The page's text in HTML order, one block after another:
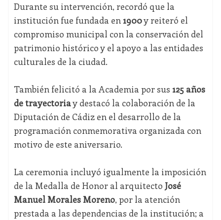
Durante su intervención, recordó que la
institución fue fundada en1900y reiteró el
compromiso municipal con la conservación del
patrimonio histórico y el apoyo a las entidades
culturales de la ciudad.
También felicitó a la Academia por sus 125 años
de trayectoriay destacó la colaboración de la
Diputación de Cádiz en el desarrollo de la
programación conmemorativa organizada con
motivo de este aniversario.
La ceremonia incluyó igualmente la imposición
de la Medalla de Honor al arquitecto José
Manuel Morales Moreno, por la atención
prestada a las dependencias de la institución; a